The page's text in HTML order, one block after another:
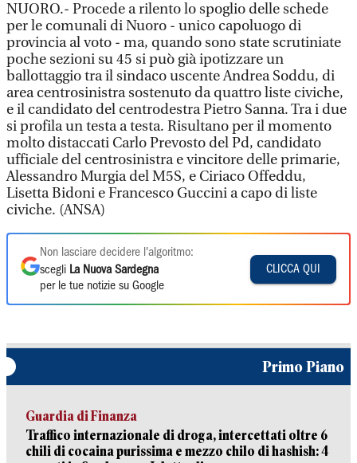
NUORO.- Procede a rilento lo spoglio delle schede
per le comunali di Nuoro - unico capoluogo di
provincia al voto - ma, quando sono state scrutiniate
poche sezioni su 45 si può già ipotizzare un
ballottaggio tra il sindaco uscente Andrea Soddu, di
area centrosinistra sostenuto da quattro liste civiche,
e il candidato del centrodestra Pietro Sanna. Tra i due
si profila un testa a testa. Risultano per il momento
molto distaccati Carlo Prevosto del Pd, candidato
ufficiale del centrosinistra e vincitore delle primarie,
Alessandro Murgia del M5S, e Ciriaco Offeddu,
Lisetta Bidoni e Francesco Guccini a capo di liste
civiche. (ANSA)
Non lasciare decidere l'algoritmo:
scegli La Nuova Sardegna
per le tue notizie su Google
CLICCA QUI
Primo Piano
Guardia di Finanza
Traffico internazionale di droga, intercettati oltre 6
chili di cocaina purissima e mezzo chilo di hashish: 4